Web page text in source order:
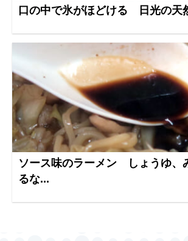
口の中で氷がほどける 日光の天
ソース味のラーメン しょうゆ、
るな...